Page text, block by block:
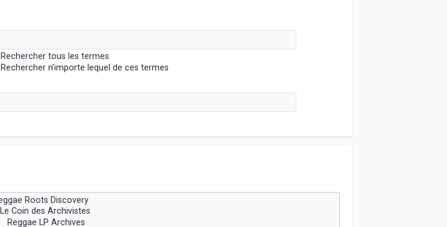
Rechercher tous les termes
Rechercher n’importe lequel de ces termes